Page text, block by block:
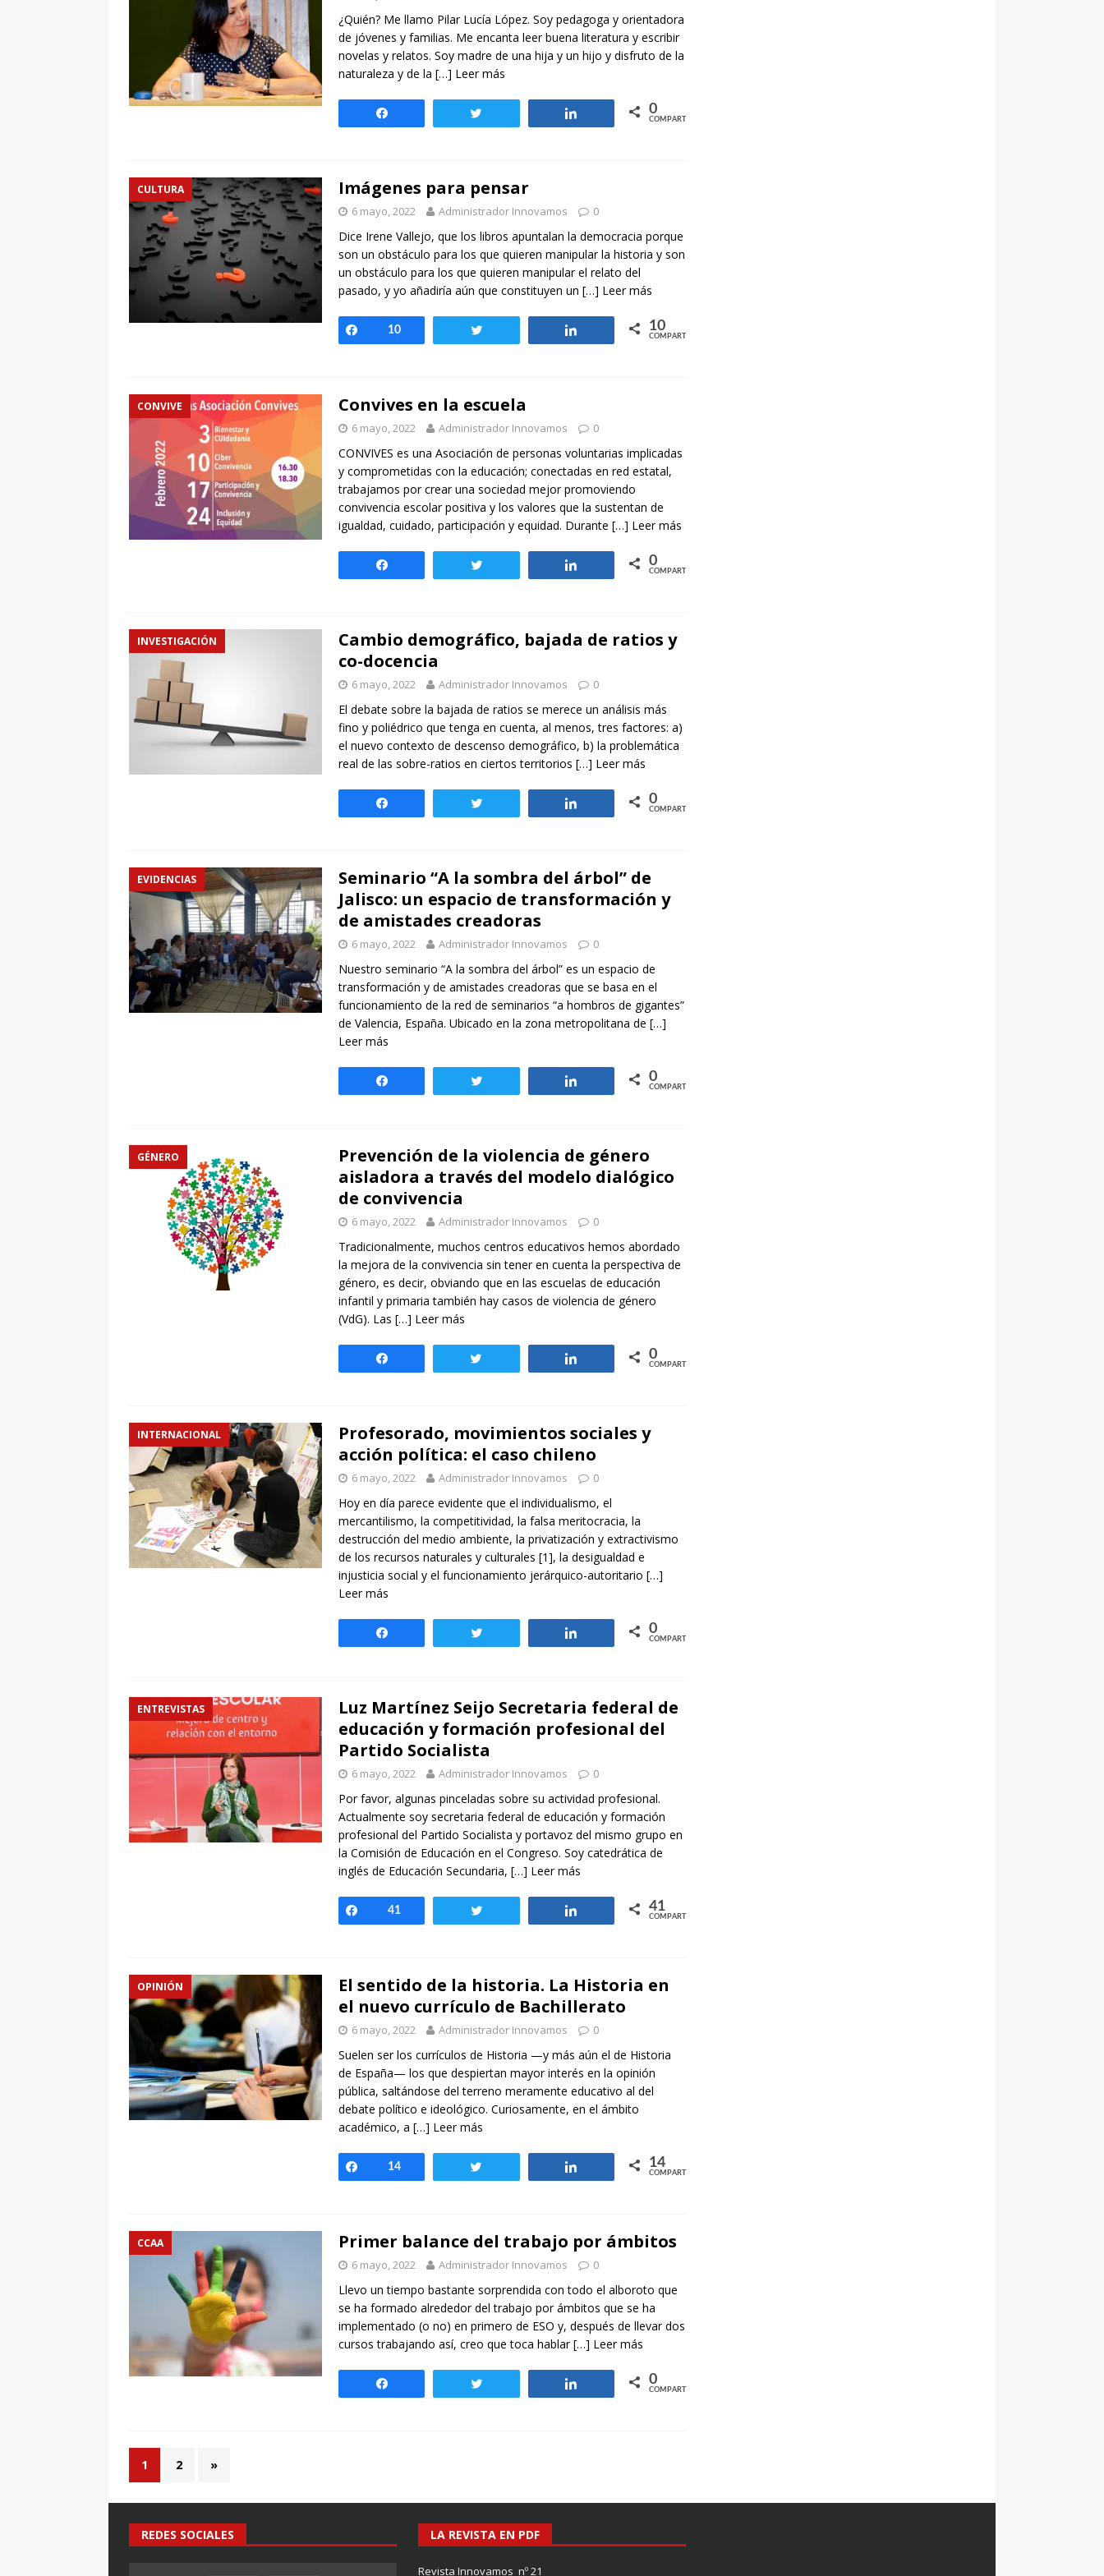
[ 7 enero, 2025 ]
Imaginar otros mundos es posible: Tertulias entre familiares en la Escuela
Primaria Prof. Heliodoro Ruiz Castillo
EVIDENCIAS
¿Quién? Me llamo Pilar Lucía López. Soy pedagoga y orientadora
de jóvenes y familias. Me encanta leer buena literatura y escribir
novelas y relatos. Soy madre de una hija y un hijo y disfruto de la
naturaleza y de la […] Leer más
Compartir 0
COMPARTIR
CULTURA Imágenes para pensar
6 mayo, 2022 Administrador Innovamos 0
Dice Irene Vallejo, que los libros apuntalan la democracia porque
son un obstáculo para los que quieren manipular la historia y son
un obstáculo para los que quieren manipular el relato del
pasado, y yo añadiría aún que constituyen un […] Leer más
Compartir
10 Compartir 10
COMPARTIR
CONVIVE Convives en la escuela
6 mayo, 2022 Administrador Innovamos 0
CONVIVES es una Asociación de personas voluntarias implicadas
y comprometidas con la educación; conectadas en red estatal,
trabajamos por crear una sociedad mejor promoviendo
convivencia escolar positiva y los valores que la sustentan de
igualdad, cuidado, participación y equidad. Durante […] Leer más
Compartir 0
COMPARTIR
INVESTIGACIÓN
Cambio demográfico, bajada de ratios y
co-docencia
6 mayo, 2022 Administrador Innovamos 0
El debate sobre la bajada de ratios se merece un análisis más
fino y poliédrico que tenga en cuenta, al menos, tres factores: a)
el nuevo contexto de descenso demográfico, b) la problemática
real de las sobre-ratios en ciertos territorios […] Leer más
Compartir 0
COMPARTIR
EVIDENCIAS
Seminario “A la sombra del árbol” de
Jalisco: un espacio de transformación y
de amistades creadoras
6 mayo, 2022 Administrador Innovamos 0
Nuestro seminario “A la sombra del árbol” es un espacio de
transformación y de amistades creadoras que se basa en el
funcionamiento de la red de seminarios “a hombros de gigantes”
de Valencia, España. Ubicado en la zona metropolitana de […]
Leer más
Compartir 0
COMPARTIR
GÉNERO
Prevención de la violencia de género
aisladora a través del modelo dialógico
de convivencia
6 mayo, 2022 Administrador Innovamos 0
Tradicionalmente, muchos centros educativos hemos abordado
la mejora de la convivencia sin tener en cuenta la perspectiva de
género, es decir, obviando que en las escuelas de educación
infantil y primaria también hay casos de violencia de género
(VdG). Las […] Leer más
Compartir 0
COMPARTIR
INTERNACIONAL
Profesorado, movimientos sociales y
acción política: el caso chileno
6 mayo, 2022 Administrador Innovamos 0
Hoy en día parece evidente que el individualismo, el
mercantilismo, la competitividad, la falsa meritocracia, la
destrucción del medio ambiente, la privatización y extractivismo
de los recursos naturales y culturales [1], la desigualdad e
injusticia social y el funcionamiento jerárquico-autoritario […]
Leer más
Compartir 0
COMPARTIR
ENTREVISTAS
Luz Martínez Seijo Secretaria federal de
educación y formación profesional del
Partido Socialista
6 mayo, 2022 Administrador Innovamos 0
Por favor, algunas pinceladas sobre su actividad profesional.
Actualmente soy secretaria federal de educación y formación
profesional del Partido Socialista y portavoz del mismo grupo en
la Comisión de Educación en el Congreso. Soy catedrática de
inglés de Educación Secundaria, […] Leer más
Compartir
41 Compartir 41
COMPARTIR
OPINIÓN
El sentido de la historia. La Historia en
el nuevo currículo de Bachillerato
6 mayo, 2022 Administrador Innovamos 0
Suelen ser los currículos de Historia —y más aún el de Historia
de España— los que despiertan mayor interés en la opinión
pública, saltándose del terreno meramente educativo al del
debate político e ideológico. Curiosamente, en el ámbito
académico, a […] Leer más
Compartir
14 Compartir 14
COMPARTIR
CCAA Primer balance del trabajo por ámbitos
6 mayo, 2022 Administrador Innovamos 0
Llevo un tiempo bastante sorprendida con todo el alboroto que
se ha formado alrededor del trabajo por ámbitos que se ha
implementado (o no) en primero de ESO y, después de llevar dos
cursos trabajando así, creo que toca hablar[…] Leer más
Compartir 0
COMPARTIR
1 2 »
REDES SOCIALES LA REVISTA EN PDF
Revista Innovamos nº 21